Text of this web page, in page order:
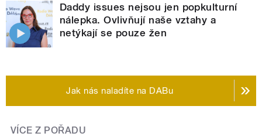
Daddy issues nejsou jen popkulturní
nálepka. Ovlivňují naše vztahy a
netýkají se pouze žen
Jak nás naladíte na DABu
VÍCE Z POŘADU